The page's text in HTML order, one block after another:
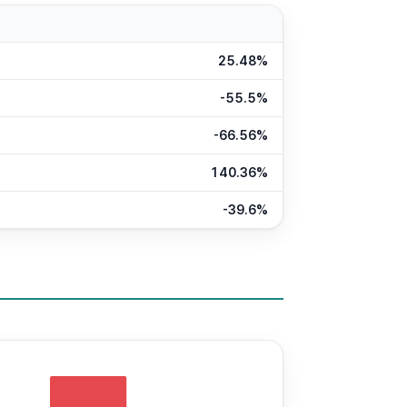
25.48%
-55.5%
-66.56%
140.36%
-39.6%